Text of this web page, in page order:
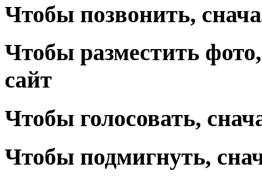
Чтобы позвонить,
Чтобы разместить
сайт
Чтобы голосовать,
Чтобы подмигнуть,